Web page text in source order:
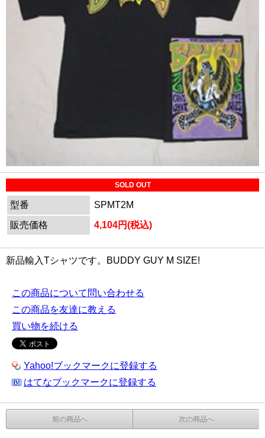
SOLD OUT
型番
SPMT2M
販売価格
4,104円(税込)
新品輸入Tシャツです。BUDDY GUY M SIZE!
この商品について問い合わせる
この商品を友達に教える
買い物を続ける
Yahoo!ブックマークに登録する
はてなブックマークに登録する
前の商品へ 次の商品へ